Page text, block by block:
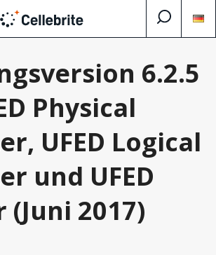
6.2.5
Physical
UFED Logical
und UFED
(Juni 2017)